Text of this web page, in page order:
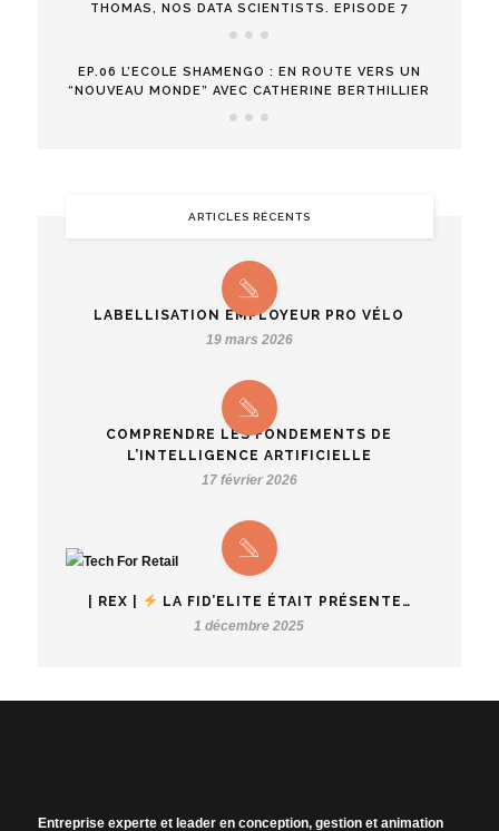
THOMAS, NOS DATA SCIENTISTS. EPISODE 7
EP.06 L’ECOLE SHAMENGO : EN ROUTE VERS UN
“NOUVEAU MONDE” AVEC CATHERINE BERTHILLIER
ARTICLES RÉCENTS
LABELLISATION EMPLOYEUR PRO VÉLO
19 mars 2026
COMPRENDRE LES FONDEMENTS DE
L’INTELLIGENCE ARTIFICIELLE
17 février 2026
| REX |
LA FID’ELITE ÉTAIT PRÉSENTE…
1 décembre 2025
Entreprise experte et leader en conception, gestion et animation